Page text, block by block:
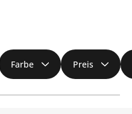
Farbe Preis